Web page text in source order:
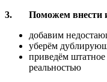
3. Поможем внести
добавим
уберём
приведём штатное
реальностью